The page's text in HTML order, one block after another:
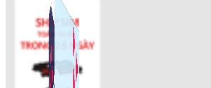
App ghi hình tự động quy trình
Shopee, Lazada, Tiktokshop